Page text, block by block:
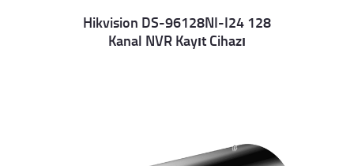
Details
Hikvision DS-96128NI-I24 128
Kanal NVR Kayıt Cihazı